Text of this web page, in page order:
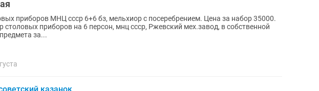
приборов МНЦ ссср 6+6 бз, мельхиор с посеребрением. Цена за набор 35000.
столовых приборов на 6 персон, мнц ссср, Ржевский мех.завод, в собственной
за...